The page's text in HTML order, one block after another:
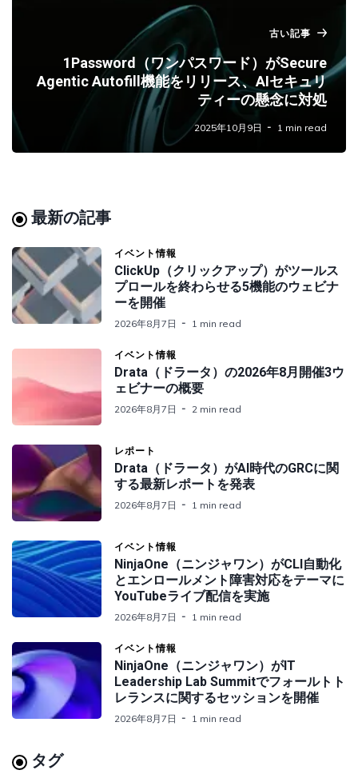
古い記事
1Password（ワンパスワード）がSecure
Agentic Autofill機能をリリース、AIセキュリ
ティーの懸念に対処
2025年10月9日 1 min read
最新の記事
イベント情報
ClickUp（クリックアップ）がツールス
プロールを終わらせる5機能のウェビナ
ーを開催
2026年8月7日 1 min read
イベント情報
Drata（ドラータ）の2026年8月開催3ウ
ェビナーの概要
2026年8月7日 2 min read
レポート
Drata（ドラータ）がAI時代のGRCに関
する最新レポートを発表
2026年8月7日 1 min read
イベント情報
NinjaOne（ニンジャワン）がCLI自動化
とエンロールメント障害対応をテーマに
YouTubeライブ配信を実施
2026年8月7日 1 min read
イベント情報
NinjaOne（ニンジャワン）がIT
Leadership Lab Summitでフォールトト
レランスに関するセッションを開催
2026年8月7日 1 min read
タグ